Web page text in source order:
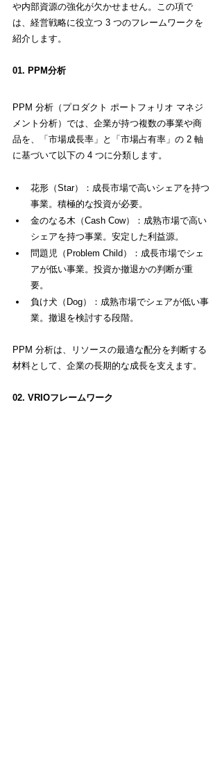
や内部資源の強化が欠かせません。この項で
は、経営戦略に役立つ 3 つのフレームワークを
紹介します。
01. PPM分析
PPM 分析（プロダクト ポートフォリオ マネジ
メント分析）では、企業が持つ複数の事業や商
品を、「市場成長率」と「市場占有率」の 2 軸
に基づいて以下の 4 つに分類します。
花形（Star）：成長市場で高いシェアを持つ
事業。積極的な投資が必要。
金のなる木（Cash Cow）：成熟市場で高い
シェアを持つ事業。安定した利益源。
問題児（Problem Child）：成長市場でシェ
アが低い事業。投資か撤退かの判断が重
要。
負け犬（Dog）：成熟市場でシェアが低い事
業。撤退を検討する段階。
PPM 分析は、リソースの最適な配分を判断する
材料として、企業の長期的な成長を支えます。
02. VRIOフレームワーク